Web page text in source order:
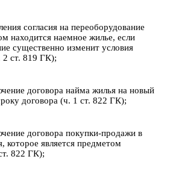
согласия на переоборудование
находится наемное жилье, если
существенно изменит условия
2 ст. 819 ГК);
договора найма жилья на новый
договора (ч. 1 ст. 822 ГК);
договора покупки-продажи в
которое является предметом
822 ГК);